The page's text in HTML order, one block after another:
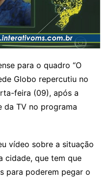
para o quadro “O
Globo repercutiu no
feira (09), após a
da TV no programa
vídeo sobre a situação
cidade, que tem que
para poderem pegar o